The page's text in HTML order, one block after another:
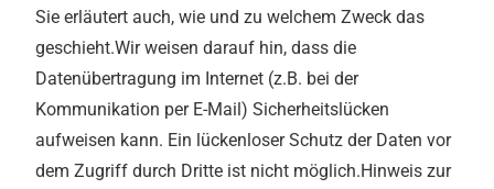
Sie erläutert auch, wie und zu welchem Zweck das
geschieht.Wir weisen darauf hin, dass die
Datenübertragung im Internet (z.B. bei der
Kommunikation per E-Mail) Sicherheitslücken
aufweisen kann. Ein lückenloser Schutz der Daten vor
dem Zugriff durch Dritte ist nicht möglich.Hinweis zur